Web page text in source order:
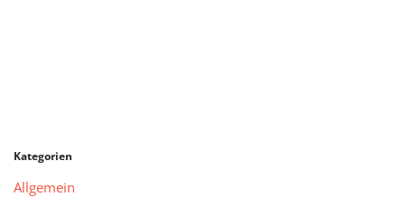
Kategorien
Allgemein